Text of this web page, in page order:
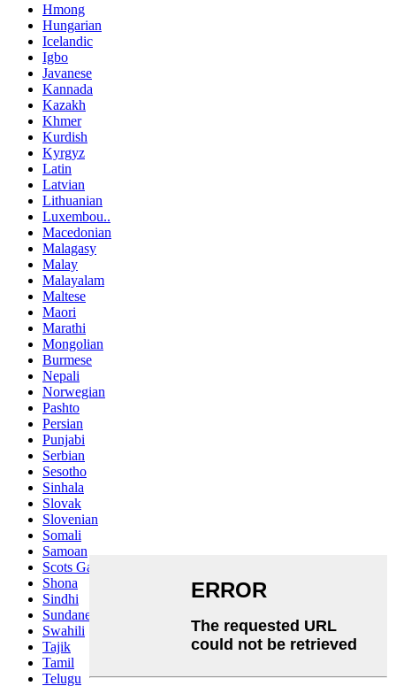
Hmong
Hungarian
Icelandic
Igbo
Javanese
Kannada
Kazakh
Khmer
Kurdish
Kyrgyz
Latin
Latvian
Lithuanian
Luxembou..
Macedonian
Malagasy
Malay
Malayalam
Maltese
Maori
Marathi
Mongolian
Burmese
Nepali
Norwegian
Pashto
Persian
Punjabi
Serbian
Sesotho
Sinhala
Slovak
Slovenian
Somali
Samoan
Scots Gaelic
Shona
Sindhi
Sundanese
Swahili
Tajik
Tamil
Telugu